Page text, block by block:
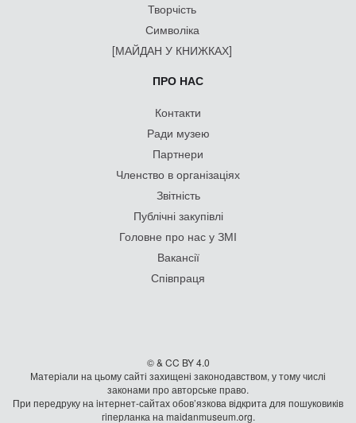
Творчість
Символіка
[МАЙДАН У КНИЖКАХ]
ПРО НАС
Контакти
Ради музею
Партнери
Членство в організаціях
Звітність
Публічні закупівлі
Головне про нас у ЗМІ
Вакансії
Співпраця
© & CC BY 4.0
Матеріали на цьому сайті захищені законодавством, у тому числі
законами про авторське право.
При передруку на iнтернет-сайтах обов’язкова відкрита для пошуковиків
гiперланка на maidanmuseum.org.